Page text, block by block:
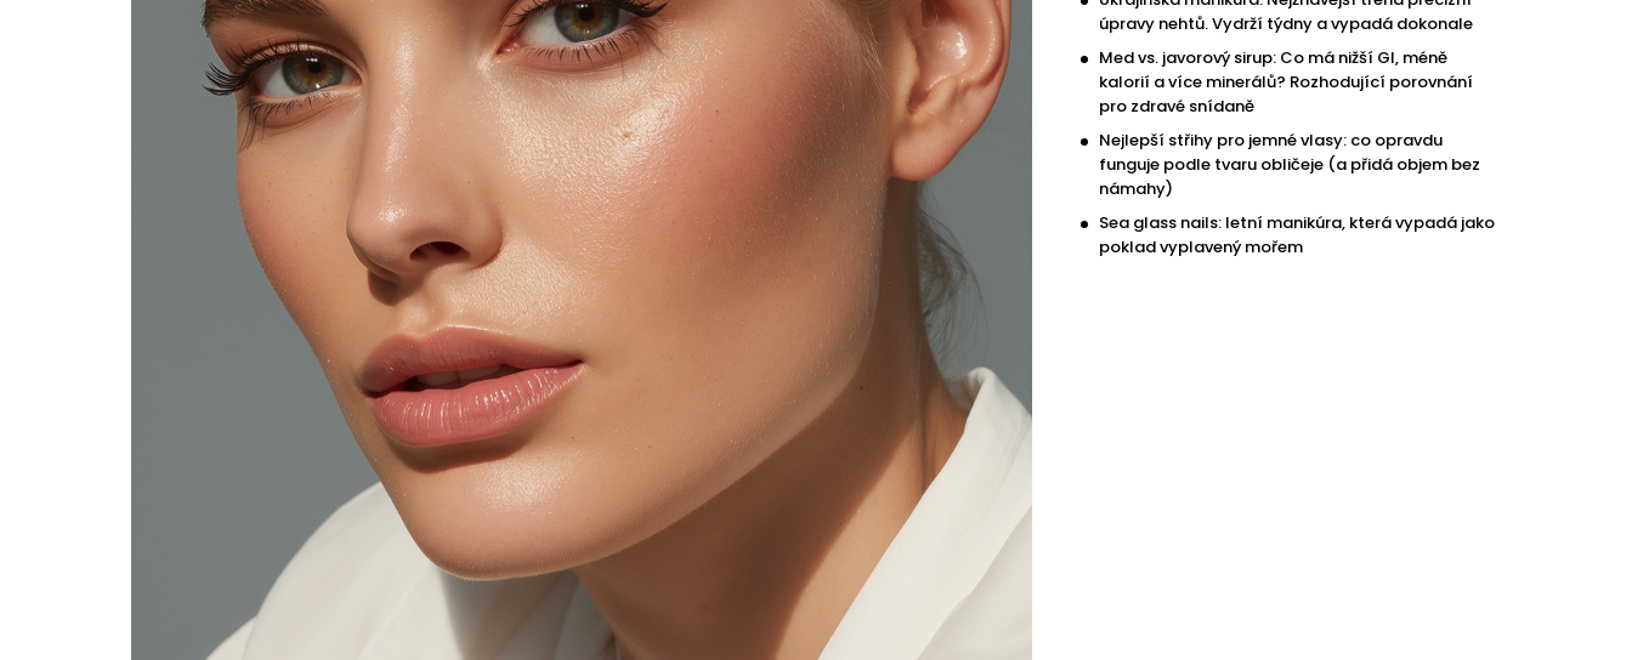
úpravy nehtů. Vydrží týdny a vypadá dokonale
Med vs. javorový sirup: Co má nižší GI, méně
kalorií a více minerálů? Rozhodující porovnání
pro zdravé snídaně
Nejlepší střihy pro jemné vlasy: co opravdu
funguje podle tvaru obličeje (a přidá objem bez
námahy)
Sea glass nails: letní manikúra, která vypadá jako
poklad vyplavený mořem